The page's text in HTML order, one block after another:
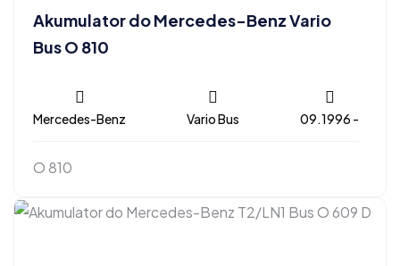
Akumulator do Mercedes-Benz Vario
Bus O 810
Mercedes-Benz Vario Bus 09.1996 -
O 810